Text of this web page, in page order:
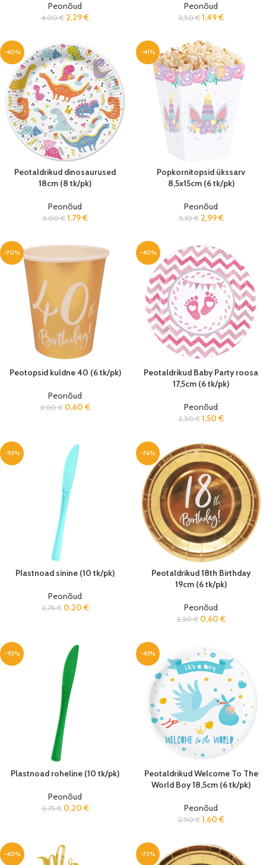
Peonõud
4,00€ 2,29€
Peonõud
2,50€ 1,49€
-40%
Peotaldrikud dinosaurused
18cm (8 tk/pk)
Peonõud
3,00€ 1,79€
-41%
Popkornitopsid ükssarv
8,5x15cm (6 tk/pk)
Peonõud
5,10€ 2,99€
-70%
Peotopsid kuldne 40 (6 tk/pk)
Peonõud
2,00€ 0,60 €
-40%
Peotaldrikud Baby Party roosa
17,5cm (6 tk/pk)
Peonõud
2,50€ 1,50 €
-93%
Plastnoad sinine (10 tk/pk)
Peonõud
2,75€ 0,20 €
-76%
Peotaldrikud 18th Birthday
19cm (6 tk/pk)
Peonõud
2,50€ 0,60 €
-93%
Plastnoad roheline (10 tk/pk)
Peonõud
2,75€ 0,20 €
-45%
Peotaldrikud Welcome To The
World Boy 18,5cm (6 tk/pk)
Peonõud
2,90€ 1,60 €
-40% -73%